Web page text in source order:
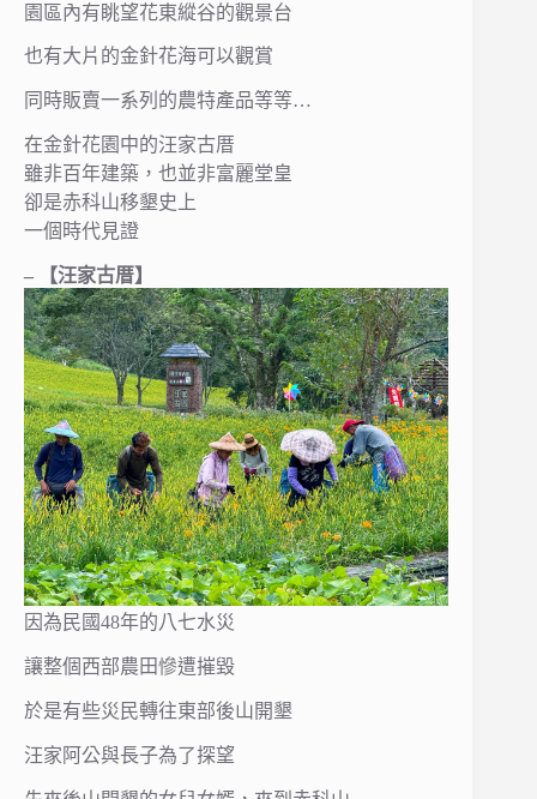
園區內有眺望花東縱谷的觀景台
也有大片的金針花海可以觀賞
同時販賣一系列的農特產品等等…
在金針花園中的汪家古厝
雖非百年建築，也並非富麗堂皇
卻是赤科山移墾史上
一個時代見證
– 【汪家古厝】
因為民國48年的八七水災
讓整個西部農田慘遭摧毀
於是有些災民轉往東部後山開墾
汪家阿公與長子為了探望